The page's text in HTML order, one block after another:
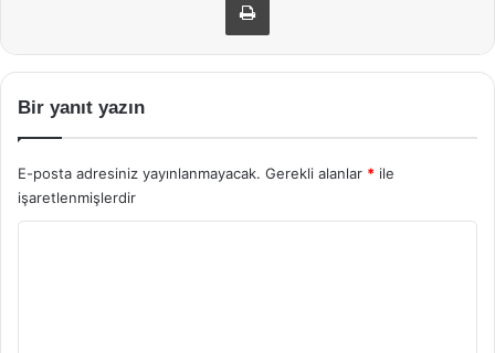
Bir yanıt yazın
E-posta adresiniz yayınlanmayacak. Gerekli alanlar * ile
işaretlenmişlerdir